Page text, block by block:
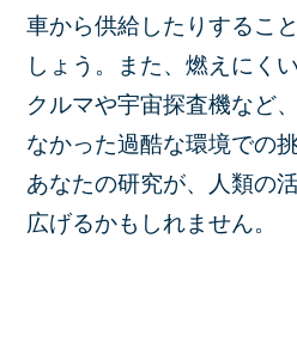
車から供給したりするこ
しょう。また、燃えにく
クルマや宇宙探査機など
なかった過酷な環境での
あなたの研究が、人類の
広げるかもしれません。